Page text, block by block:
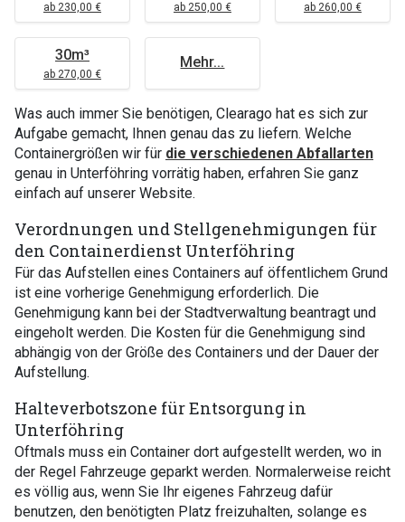
ab 230,00 € ab 250,00 € ab 260,00 €
30m³
ab 270,00 €
Mehr...
Was auch immer Sie benötigen, Clearago hat es sich zur
Aufgabe gemacht, Ihnen genau das zu liefern. Welche
Containergrößen wir für die verschiedenen Abfallarten
genau in Unterföhring vorrätig haben, erfahren Sie ganz
einfach auf unserer Website.
Verordnungen und Stellgenehmigungen für
den Containerdienst Unterföhring
Für das Aufstellen eines Containers auf öffentlichem Grund
ist eine vorherige Genehmigung erforderlich. Die
Genehmigung kann bei der Stadtverwaltung beantragt und
eingeholt werden. Die Kosten für die Genehmigung sind
abhängig von der Größe des Containers und der Dauer der
Aufstellung.
Halteverbotszone für Entsorgung in
Unterföhring
Oftmals muss ein Container dort aufgestellt werden, wo in
der Regel Fahrzeuge geparkt werden. Normalerweise reicht
es völlig aus, wenn Sie Ihr eigenes Fahrzeug dafür
benutzen, den benötigten Platz freizuhalten, solange es